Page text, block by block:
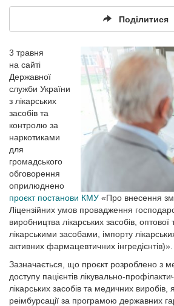
Поділитися
3 травня
на сайті
Державної
служби України
з лікарських
засобів та
контролю за
наркотиками
для
громадського
обговорення
оприлюднено
проєкт постанови КМУ «Про внесення
Ліцензійних умов провадження
виробництва лікарських засобів, оптової
лікарськими засобами, імпорту
активних фармацевтичних інгредієнтів)».
Зазначається, що проєкт розроблено з
доступу пацієнтів лікувально-
лікарських засобів та медичних виробів,
реімбурсації за програмою державних